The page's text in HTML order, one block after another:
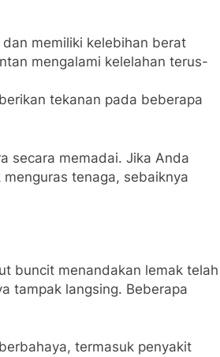
memiliki kelebihan berat
mengalami kelelahan terus-
tekanan pada beberapa
secara memadai. Jika Anda
tenaga, sebaiknya
buncit menandakan lemak telah
tampak langsing. Beberapa
termasuk penyakit